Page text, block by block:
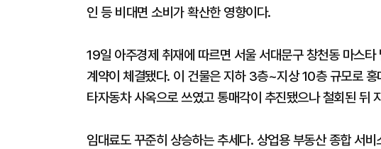
인 등 비대면 소비가 확산한 영향이다.
19일 아주경제 취재에 따르면 서울 서대문구 창천동 마스
계약이 체결됐다. 이 건물은 지하 3층~지상 10층 규모로
타자동차 사옥으로 쓰였고 통매각이 추진됐으나 철회된 뒤
임대료도 꾸준히 상승하는 추세다. 상업용 부동산 종합 서